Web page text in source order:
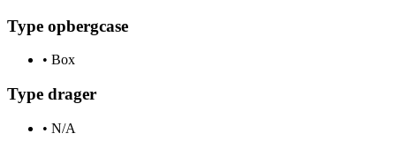
Type opbergcase
• Box
Type drager
• N/A